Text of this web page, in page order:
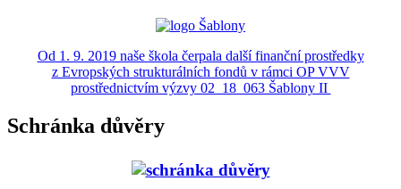
Od 1. 9. 2019 naše škola čerpala další finanční prostředky
z Evropských strukturálních fondů v rámci OP VVV
prostřednictvím výzvy 02_18_063 Šablony II
Schránka důvěry